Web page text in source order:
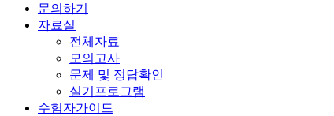
문의하기
자료실
전체자료
모의고사
문제 및 정답확인
실기프로그램
수험자가이드